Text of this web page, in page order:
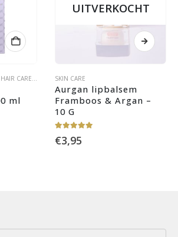
HAIR CARE ,SKIN CARE
ml
UITVERKOCHT
SKIN CARE
Aurgan lipbalsem
Framboos & Argan –
10 G
€3,95